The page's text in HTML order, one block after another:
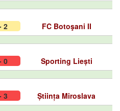
2 FC Botoşani II
0 Sporting Liești
3 Știința Miroslava